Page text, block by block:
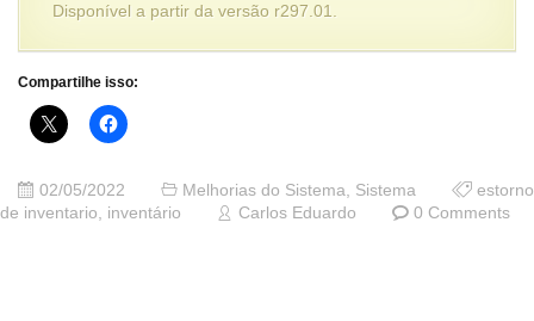
Disponível a partir da versão r297.01.
Compartilhe isso:
02/05/2022 Melhorias do Sistema, Sistema
estorno
de inventario, inventário Carlos Eduardo 0 Comments